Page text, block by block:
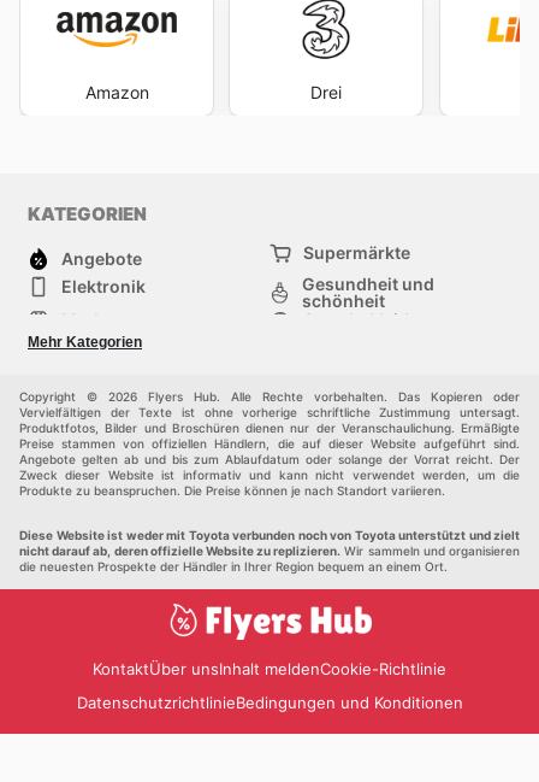
Amazon Drei
KATEGORIEN
Angebote
Supermärkte
Elektronik
Gesundheit und
schönheit
Mode
Sportbekleidung
Baumarkt
Mehr Kategorien
Copyright © 2026 Flyers Hub. Alle Rechte vorbehalten. Das Kopieren oder
Vervielfältigen der Texte ist ohne vorherige schriftliche Zustimmung untersagt.
Produktfotos, Bilder und Broschüren dienen nur der Veranschaulichung. Ermäßigte
Preise stammen von offiziellen Händlern, die auf dieser Website aufgeführt sind.
Angebote gelten ab und bis zum Ablaufdatum oder solange der Vorrat reicht. Der
Zweck dieser Website ist informativ und kann nicht verwendet werden, um die
Produkte zu beanspruchen. Die Preise können je nach Standort variieren.
Diese Website ist weder mit Toyota verbunden noch von Toyota unterstützt und zielt
nicht darauf ab, deren offizielle Website zu replizieren. Wir sammeln und organisieren
die neuesten Prospekte der Händler in Ihrer Region bequem an einem Ort.
KontaktÜber unsInhalt meldenCookie-Richtlinie
DatenschutzrichtlinieBedingungen und Konditionen